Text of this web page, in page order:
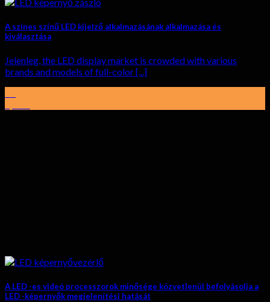
A színes színű LED kijelző alkalmazásának alkalmazása és
kiválasztása
Jelenleg,the LED display market is crowded with various
brands and models of full-color[...]
A LED -es videó processzorok minősége közvetlenül befolyásolja a
LED -képernyők megjelenítési hatását